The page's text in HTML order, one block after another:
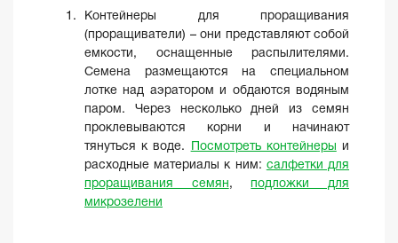
Контейнеры для проращивания
(проращиватели) – они представляют собой
емкости, оснащенные распылителями.
Семена размещаются на специальном
лотке над аэратором и обдаются водяным
паром. Через несколько дней из семян
проклевываются корни и начинают
тянуться к воде.
Посмотреть контейнеры
и
расходные материалы к ним: салфетки для
проращивания семян ,
подложки для
микрозелени